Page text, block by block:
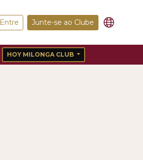
Entre Junte-se ao Clube
HOY MILONGA CLUB